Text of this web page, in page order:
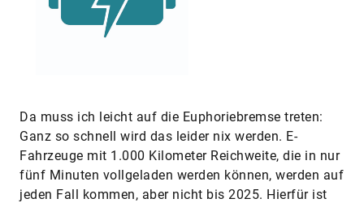
Da muss ich leicht auf die Euphoriebremse treten:
Ganz so schnell wird das leider nix werden. E-
Fahrzeuge mit 1.000 Kilometer Reichweite, die in nur
fünf Minuten vollgeladen werden können, werden auf
jeden Fall kommen, aber nicht bis 2025. Hierfür ist